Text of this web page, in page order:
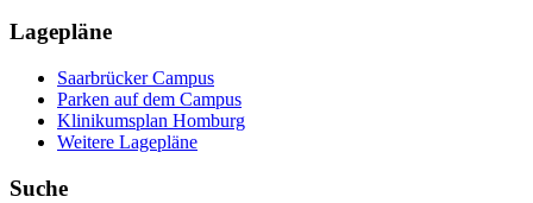
Lagepläne
Saarbrücker Campus
Parken auf dem Campus
Klinikumsplan Homburg
Weitere Lagepläne
Suche